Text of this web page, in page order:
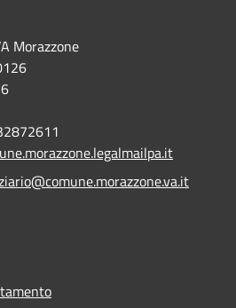
Morazzone